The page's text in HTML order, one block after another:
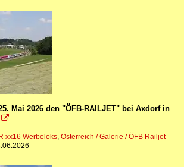
Mai 2026 den "ÖFB-RAILJET" bei Axdorf in

xx16 Werbeloks, Österreich / Galerie / ÖFB Railjet